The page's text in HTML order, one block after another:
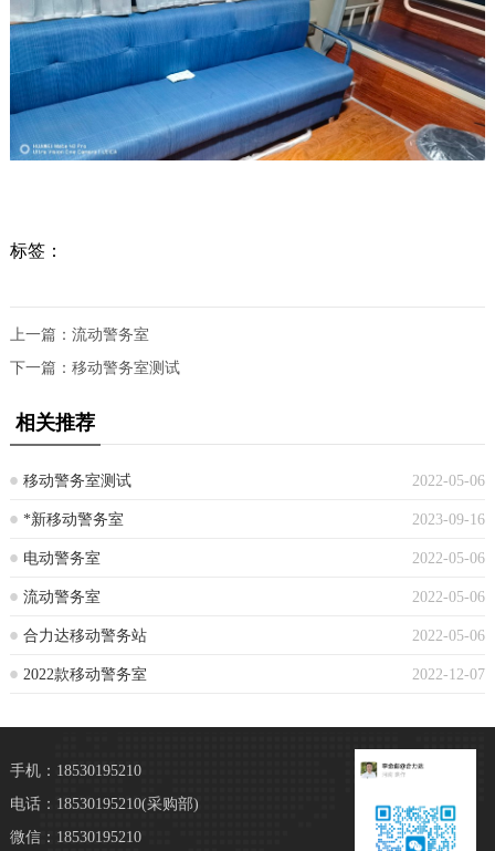
标签：
上一篇： 流动警务室
下一篇： 移动警务室测试
相关推荐
2022-05-06
移动警务室测试
2023-09-16
*新移动警务室
2022-05-06
电动警务室
2022-05-06
流动警务室
2022-05-06
合力达移动警务站
2022-12-07
2022款移动警务室
手机：18530195210
电话：18530195210(采购部)
微信：18530195210